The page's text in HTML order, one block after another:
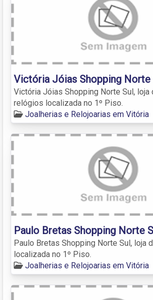
Victória Jóias Shopping Norte
Victória Jóias Shopping Norte Sul, loja
relógios localizada no 1º Piso.
Joalherias e Relojoarias em Vitória
Paulo Bretas Shopping Norte
Paulo Bretas Shopping Norte Sul, loja
localizada no 1º Piso.
Joalherias e Relojoarias em Vitória